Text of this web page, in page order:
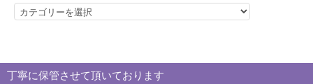
カ
リ
ー
丁寧に保管させて頂いております